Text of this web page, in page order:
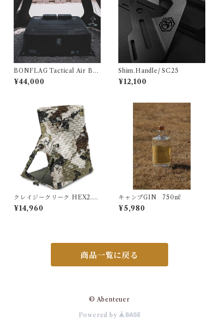
BONFLAG Tactical Air Bed
2P
¥44,000
Shim.Handle/ SC25
¥12,100
クレイジークリーク HEX2.0
ロングバックチェア スペシ
ャルエディションカモ
¥14,960
キャンプGIN 750㎖
¥5,980
商品一覧に戻る
© Abenteuer
Powered by